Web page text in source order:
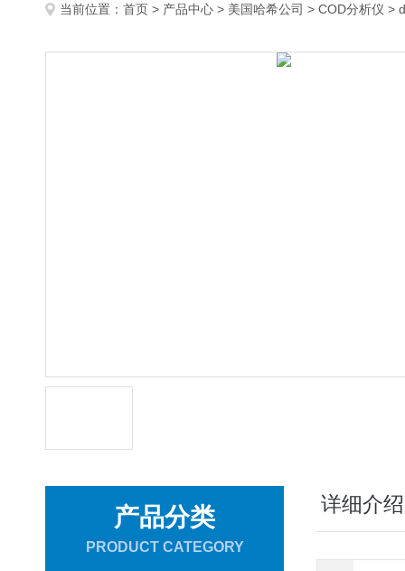
当前位置： 首页 > 产品中心 > 美国哈希公司 > COD分析仪 >
产品分类
PRODUCT CATEGORY
详细介绍